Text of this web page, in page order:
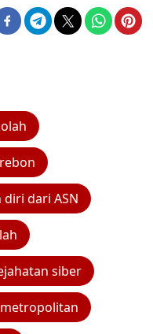
dari ASN
siber